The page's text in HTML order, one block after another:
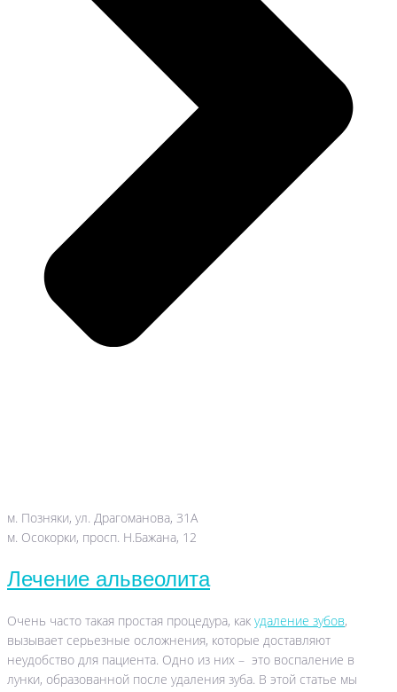
м. Позняки, ул. Драгоманова, 31А
м. Осокорки, просп. Н.Бажана, 12
Лечение альвеолита
Очень часто такая простая процедура, как удаление зубов,
вызывает серьезные осложнения, которые доставляют
неудобство для пациента. Одно из них – это воспаление в
лунки, образованной после удаления зуба. В этой статье мы